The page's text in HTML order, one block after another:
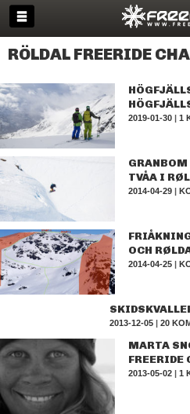
RÖLDAL FREERIDE
2019-01-30 |1
GRANBOM
TVÅA I
2014-04-29 |
OCH
2014-04-25 |
2013-12-05| 20
MARTA
FREERIDE
2013-05-02 |1